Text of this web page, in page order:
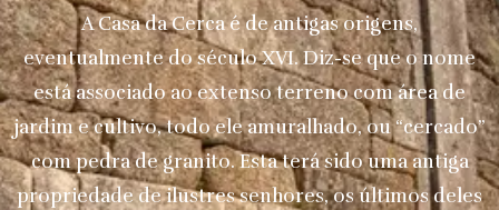
A Casa da Cerca é de antigas origens,
eventualmente do século XVI. Diz-se que o nome
está associado ao extenso terreno com área de
jardim e cultivo, todo ele amuralhado, ou “cercado”
com pedra de granito. Esta terá sido uma antiga
propriedade de ilustres senhores, os últimos deles